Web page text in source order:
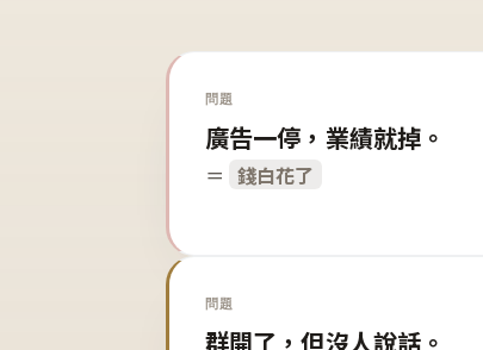
問題
廣告一停，業績就掉。
＝ 錢白花了
問題
群開了，但沒人說話。